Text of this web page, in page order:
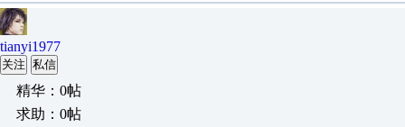
tianyi1977
关注 私信
精华：0帖
求助：0帖